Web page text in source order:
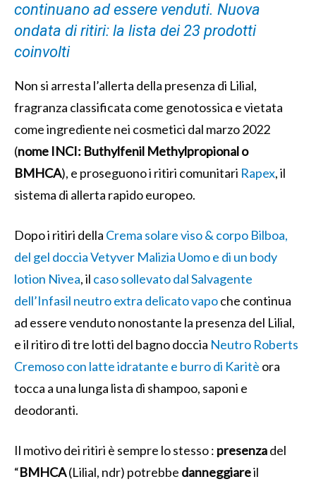
continuano ad essere venduti. Nuova
ondata di ritiri: la lista dei 23 prodotti
coinvolti
Non si arresta l’allerta della presenza di Lilial,
fragranza classificata come genotossica e vietata
come ingrediente nei cosmetici dal marzo 2022
(nome INCI: Buthylfenil Methylpropional o
BMHCA), e proseguono i ritiri comunitari Rapex, il
sistema di allerta rapido europeo.
Dopo i ritiri della Crema solare viso & corpo Bilboa,
del gel doccia Vetyver Malizia Uomo e di un body
lotion Nivea, il caso sollevato dal Salvagente
dell’Infasil neutro extra delicato vapoche continua
ad essere venduto nonostante la presenza del Lilial,
e il ritiro di tre lotti del bagno doccia Neutro Roberts
Cremoso con latte idratante e burro di Karitè ora
tocca a una lunga lista di shampoo, saponi e
deodoranti.
Il motivo dei ritiri è sempre lo stesso : presenzadel
“BMHCA(Lilial, ndr) potrebbe danneggiareil